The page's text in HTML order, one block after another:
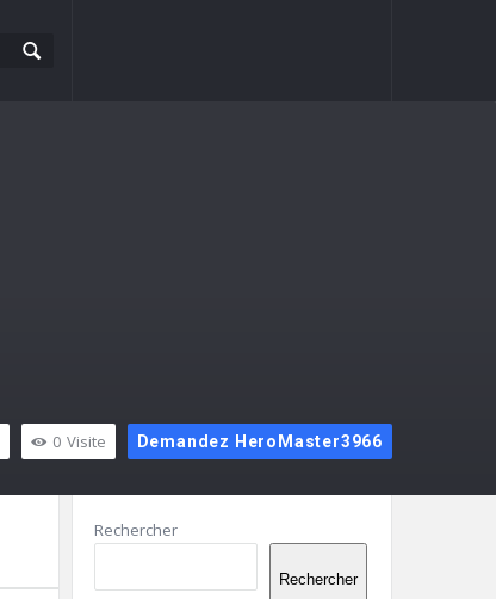
Demandez HeroMaster3966
0 Visite
Barre
Rechercher
Rechercher